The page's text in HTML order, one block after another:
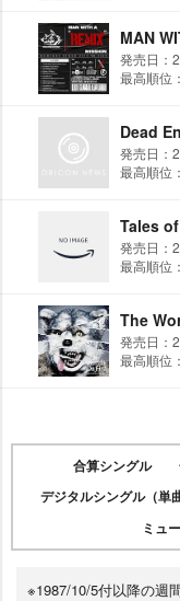
MAN
発売日：
最高順位
Dead
発売日：
最高順位
Tales
発売日：
最高順位
The
発売日：
最高順位
合算シングル
デジタルシングル（単
ミュ
※1987/10/5付以降の週